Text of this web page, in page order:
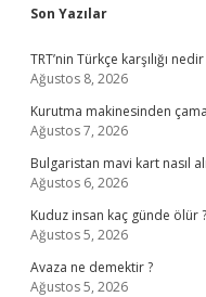
Sidebar
Son Yazılar
TRT’nin Türkçe karşılığı nedir
Ağustos 8, 2026
Kurutma makinesinden
Ağustos 7, 2026
Bulgaristan mavi kart nasıl
Ağustos 6, 2026
Kuduz insan kaç günde ölür ?
Ağustos 5, 2026
Avaza ne demektir ?
Ağustos 5, 2026